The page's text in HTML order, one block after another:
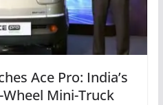
Ace Pro: India’s
Mini-Truck